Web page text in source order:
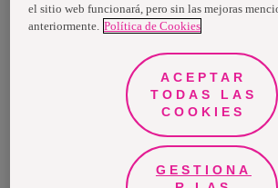
Nosotras, una marca de Essity - una compañía
higiene y salud. Cada día, mil millones de
propósito es romper barreras por el bienestar en
consumidores, pacientes, cuidadores, clientes y
general. Vendemos en aproximadamente 150
principales marcas globales TENA y Tork, así
como Actimove, Cutimed, JOBST, Knix,
Lotus, Modibodi, Nosotras, Saba, Tempo, TOM
2024, Essity tuvo ventas de aproximadamente
euros y empleó a 36,000 personas. La sede de la
ubicada en Estocolmo, Suecia, y Essity cotiza
Más información enwww.essity.com.
el sitio web funcionará, pero sin las mejoras
anteriormente. Política de Cookies
ACEPTAR
TODAS LAS
COOKIES
GESTIONA